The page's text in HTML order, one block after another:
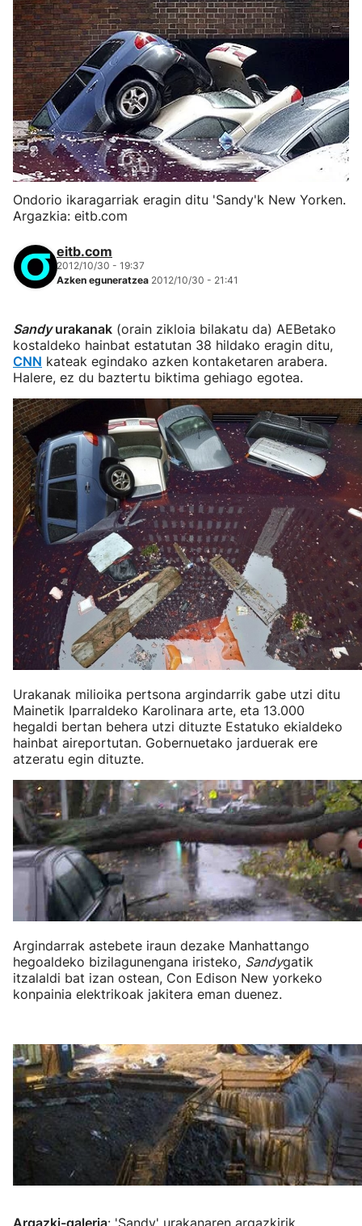
Ondorio ikaragarriak eragin ditu 'Sandy'k New Yorken.
Argazkia: eitb.com
eitb.com
2012/10/30 - 19:37
Azken eguneratzea 2012/10/30 - 21:41
Sandyurakanak (orain zikloia bilakatu da) AEBetako
kostaldeko hainbat estatutan 38 hildako eragin ditu,
CNN kateak egindako azken kontaketaren arabera.
Halere, ez du baztertu biktima gehiago egotea.
Urakanak milioika pertsona argindarrik gabe utzi ditu
Mainetik Iparraldeko Karolinara arte, eta 13.000
hegaldi bertan behera utzi dituzte Estatuko ekialdeko
hainbat aireportutan. Gobernuetako jarduerak ere
atzeratu egin dituzte.
Argindarrak astebete iraun dezake Manhattango
hegoaldeko bizilagunengana iristeko, Sandygatik
itzalaldi bat izan ostean, Con Edison New yorkeko
konpainia elektrikoak jakitera eman duenez.
Argazki-galeria: 'Sandy' urakanaren argazkirik